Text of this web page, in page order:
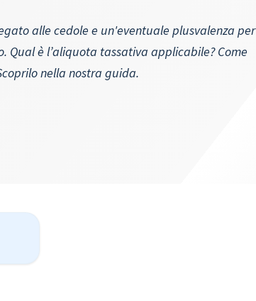
alle cedole e un'eventuale plusvalenza per
Qual è l’aliquota tassativa applicabile? Come
nella nostra guida.